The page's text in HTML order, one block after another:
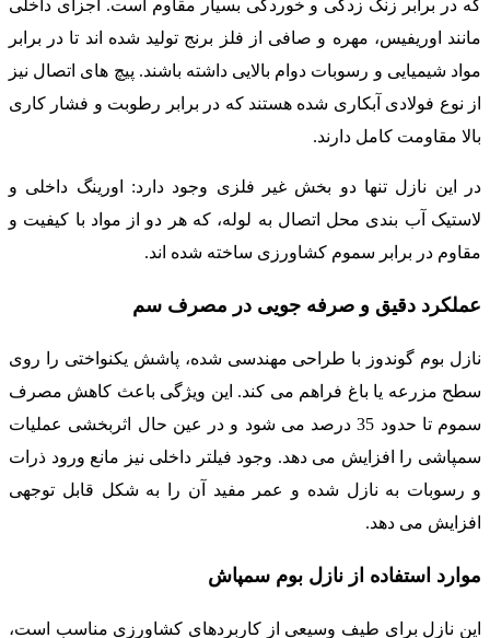
که در برابر زنگ زدگی و خوردگی بسیار مقاوم است. اجزای داخلی
مانند اوریفیس، مهره و صافی از فلز برنج تولید شده اند تا در برابر
مواد شیمیایی و رسوبات دوام بالایی داشته باشند. پیچ های اتصال نیز
از نوع فولادی آبکاری شده هستند که در برابر رطوبت و فشار کاری
بالا مقاومت کامل دارند.
در این نازل تنها دو بخش غیر فلزی وجود دارد: اورینگ داخلی و
لاستیک آب بندی محل اتصال به لوله، که هر دو از مواد با کیفیت و
مقاوم در برابر سموم کشاورزی ساخته شده اند.
عملکرد دقیق و صرفه جویی در مصرف سم
نازل بوم گوندوز با طراحی مهندسی شده، پاشش یکنواختی را روی
سطح مزرعه یا باغ فراهم می کند. این ویژگی باعث کاهش مصرف
سموم تا حدود 35 درصد می شود و در عین حال اثربخشی عملیات
سمپاشی را افزایش می دهد. وجود فیلتر داخلی نیز مانع ورود ذرات
و رسوبات به نازل شده و عمر مفید آن را به شکل قابل توجهی
افزایش می دهد.
موارد استفاده از نازل بوم سمپاش
این نازل برای طیف وسیعی از کاربردهای کشاورزی مناسب است،